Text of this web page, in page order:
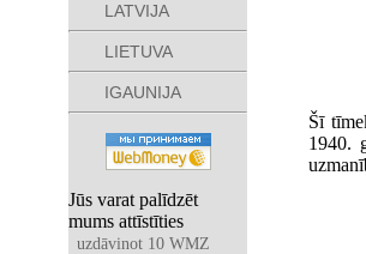
LATVIJA
LIETUVA
IGAUNIJA
Jūs varat palīdzēt
mums attīstīties
uzdāvinot 10 WMZ
Šī
1940.